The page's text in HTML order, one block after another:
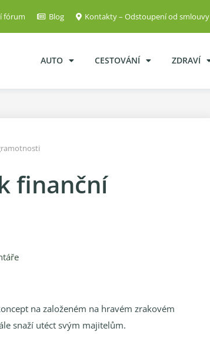
fórum Blog Kontakty – Odstoupení od smlouvy
AUTO CESTOVÁNÍ ZDRAVÍ
finanční
na založeném na hravém zrakovém
snaží utéct svým majitelům.